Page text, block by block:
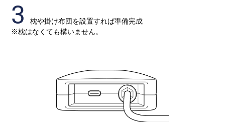
3
枕や掛け布団を設置すれば準備完成
※枕はなくても構いません。